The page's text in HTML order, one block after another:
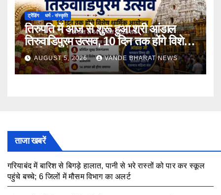
ट्रेंडिंग धर्म - संस्कृति
तिरुपति में आज से शुरू हुआ श्री आंडाल
तिरुवाडिपुरम उत्सव, 10 दिन तक होंगे विशेष
धार्मिक आयोजन
AUGUST 5, 2026 VANDE BHARAT NEWS
ताजा खबरें
गरियाबंद में बारिश से बिगड़े हालात, पानी से भरे रास्तों को पार कर स्कूल
पहुंचे बच्चे; 6 जिलों में मौसम विभाग का अलर्ट